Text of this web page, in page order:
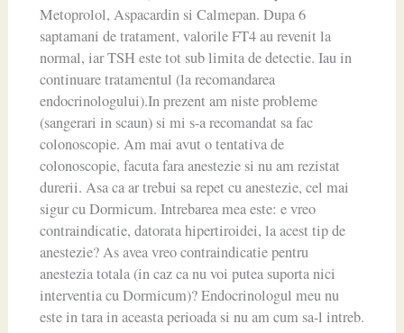
Metoprolol, Aspacardin si Calmepan. Dupa 6
saptamani de tratament, valorile FT4 au revenit la
normal, iar TSH este tot sub limita de detectie. Iau in
continuare tratamentul (la recomandarea
endocrinologului).In prezent am niste probleme
(sangerari in scaun) si mi s-a recomandat sa fac
colonoscopie. Am mai avut o tentativa de
colonoscopie, facuta fara anestezie si nu am rezistat
durerii. Asa ca ar trebui sa repet cu anestezie, cel mai
sigur cu Dormicum. Intrebarea mea este: e vreo
contraindicatie, datorata hipertiroidei, la acest tip de
anestezie? As avea vreo contraindicatie pentru
anestezia totala (in caz ca nu voi putea suporta nici
interventia cu Dormicum)? Endocrinologul meu nu
este in tara in aceasta perioada si nu am cum sa-l intreb.